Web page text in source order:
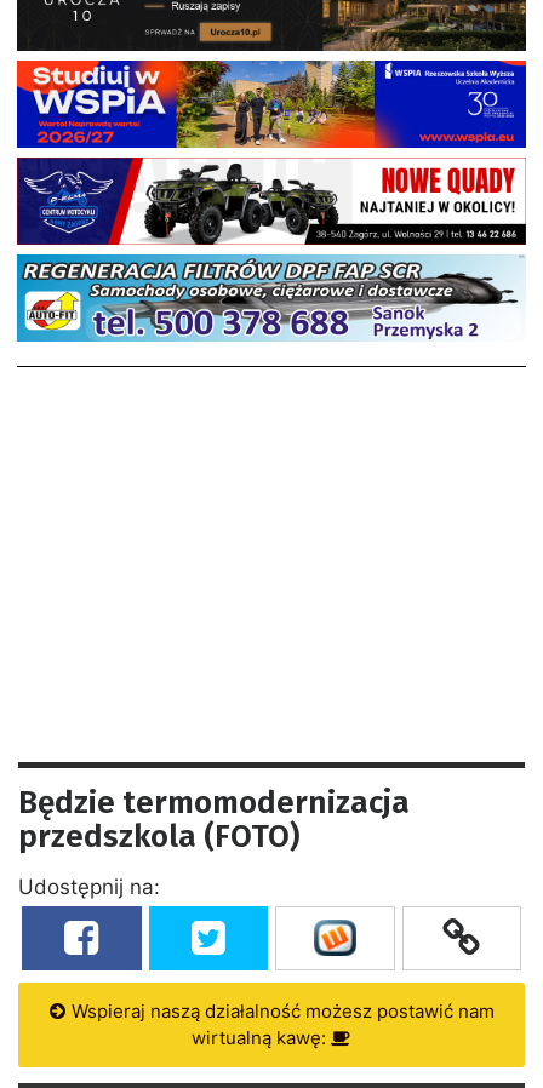
Będzie termomodernizacja
przedszkola (FOTO)
Udostępnij na:
Wspieraj naszą działalność możesz postawić nam
wirtualną kawę: